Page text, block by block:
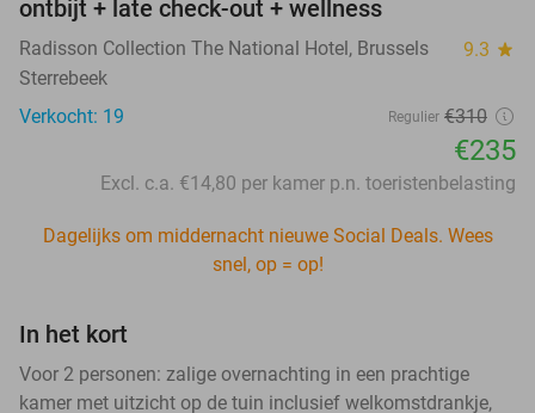
ontbijt + late check-out + wellness
Radisson Collection The National Hotel, Brussels 9.3 star
Sterrebeek
Verkocht: 19
Regulier €310
€235
Excl. c.a. €14,80 per kamer p.n. toeristenbelasting
Dagelijks om middernacht nieuwe Social Deals. Wees
snel, op = op!
In het kort
Voor 2 personen: zalige overnachting in een prachtige
kamer met uitzicht op de tuin inclusief welkomstdrankje,